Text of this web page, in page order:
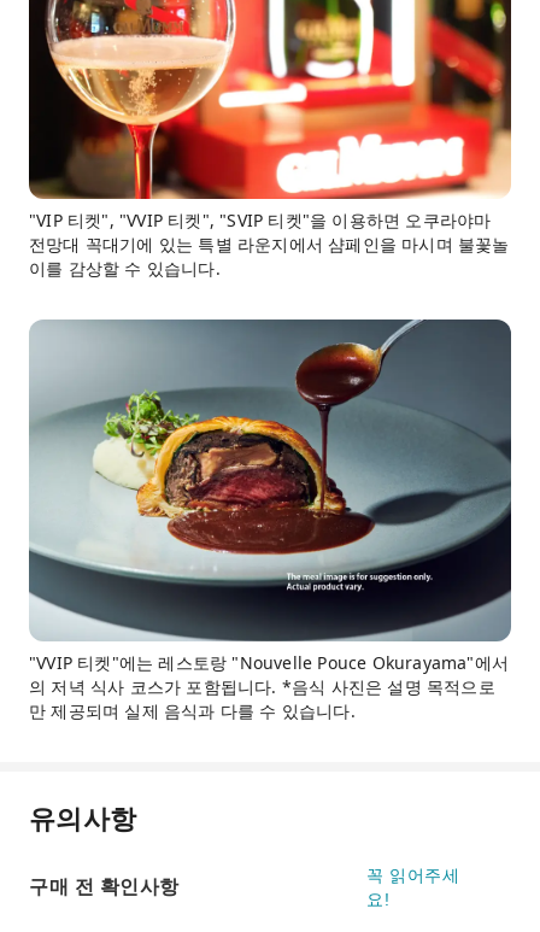
"VIP 티켓", "VVIP 티켓", "SVIP 티켓"을 이용하면 오쿠라야마
전망대 꼭대기에 있는 특별 라운지에서 샴페인을 마시며 불꽃놀
이를 감상할 수 있습니다.
"VVIP 티켓"에는 레스토랑 "Nouvelle Pouce Okurayama"에서
의 저녁 식사 코스가 포함됩니다. *음식 사진은 설명 목적으로
만 제공되며 실제 음식과 다를 수 있습니다.
유의사항
구매 전 확인사항
꼭 읽어주세
요!